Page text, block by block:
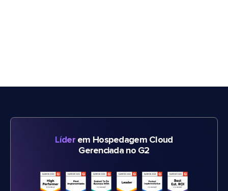
Líderem Hospedagem Cloud
Gerenciada no G2